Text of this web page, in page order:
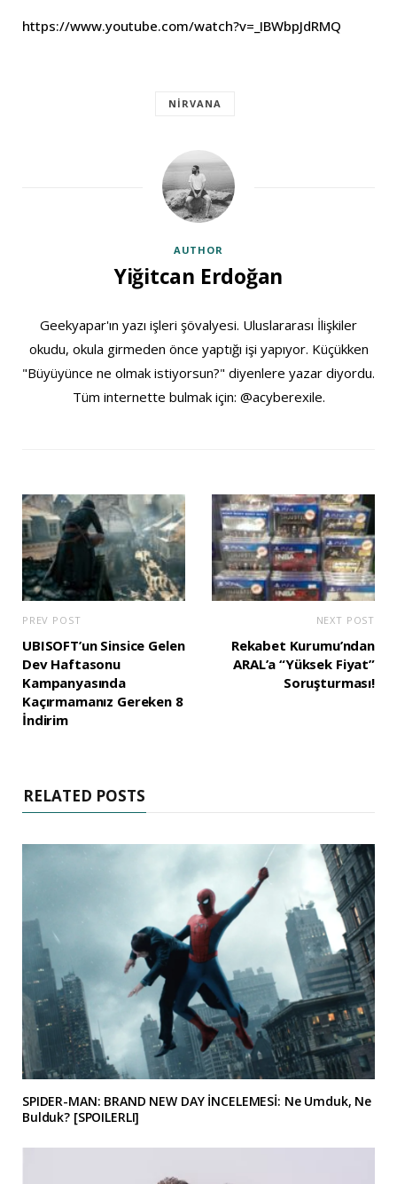
https://www.youtube.com/watch?v=_IBWbpJdRMQ
NIRVANA
AUTHOR
Yiğitcan Erdoğan
Geekyapar'ın yazı işleri şövalyesi. Uluslararası İlişkiler
okudu, okula girmeden önce yaptığı işi yapıyor. Küçükken
"Büyüyünce ne olmak istiyorsun?" diyenlere yazar diyordu.
Tüm internette bulmak için: @acyberexile.
PREV POST
UBISOFT’un Sinsice Gelen
Dev Haftasonu
Kampanyasında
Kaçırmamanız Gereken 8
İndirim
NEXT POST
Rekabet Kurumu’ndan
ARAL’a “Yüksek Fiyat”
Soruşturması!
RELATED POSTS
SPIDER-MAN: BRAND NEW DAY İNCELEMESİ: Ne Umduk, Ne
Bulduk? [SPOILERLI]